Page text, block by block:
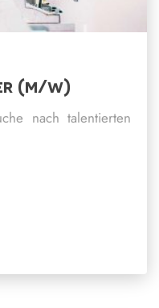
(m/w)
nach talentierten